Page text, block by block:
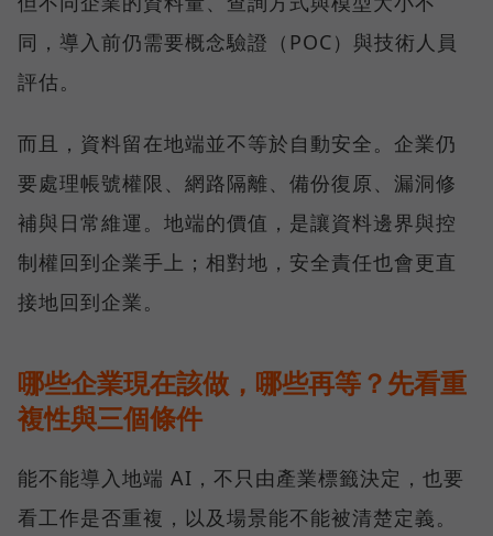
同，導入前仍需要概念驗證（POC）與技術人員
評估。
而且，資料留在地端並不等於自動安全。企業仍
要處理帳號權限、網路隔離、備份復原、漏洞修
補與日常維運。地端的價值，是讓資料邊界與控
制權回到企業手上；相對地，安全責任也會更直
接地回到企業。
哪些企業現在該做，哪些再等？先看重
複性與三個條件
能不能導入地端 AI，不只由產業標籤決定，也要
看工作是否重複，以及場景能不能被清楚定義。